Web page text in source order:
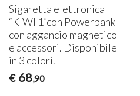
Sigaretta elettronica
“KIWI 1”con Powerbank
con aggancio magnetico
e accessori. Disponibile
in 3 colori.
€ 68,90